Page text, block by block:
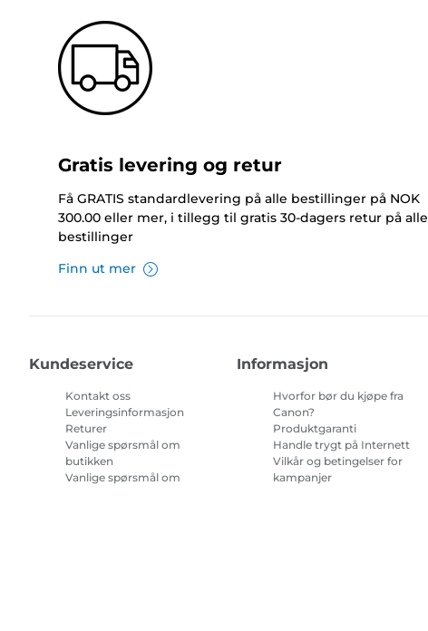
Gratis levering og retur
Få GRATIS standardlevering på alle bestillinger på NOK
300.00 eller mer, i tillegg til gratis 30-dagers retur på alle
bestillinger
Finn ut mer
Kundeservice
Kontakt oss
Leveringsinformasjon
Returer
Vanlige spørsmål om
butikken
Vanlige spørsmål om
Informasjon
Hvorfor bør du kjøpe fra
Canon?
Produktgaranti
Handle trygt på Internett
Vilkår og betingelser for
kampanjer